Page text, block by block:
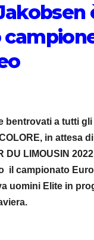
bentrovati a tutti
in attesa
DU LIMOUSIN
il campionato
uomini Elite in